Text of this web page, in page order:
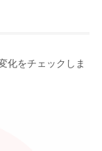
化をチェックしま